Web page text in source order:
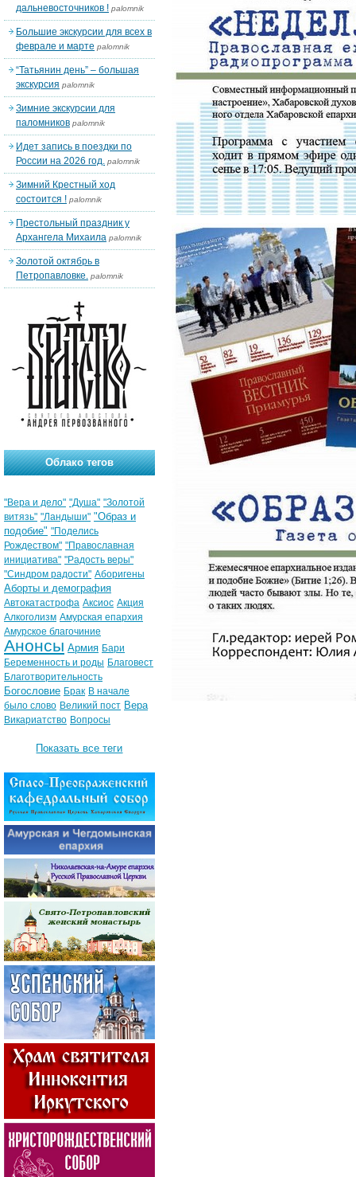
дальневосточников ! palomnik
Большие экскурсии для всех в
феврале и марте palomnik
“Татьянин день” – большая
экскурсия palomnik
Зимние экскурсии для
паломников palomnik
Идет запись в поездки по
России на 2026 год. palomnik
Зимний Крестный ход
состоится ! palomnik
Престольный праздник у
Архангела Михаила palomnik
Золотой октябрь в
Петропавловке. palomnik
Облако тегов
"Вера и дело" "Душа" "Золотой
витязь" "Ландыши" "Образ и
подобие" "Поделись
Рождеством" "Православная
инициатива" "Радость веры"
"Синдром радости" Аборигены
Аборты и демография
Автокатастрофа Аксиос Акция
Алкоголизм Амурская епархия
Амурское благочиние
Анонсы Армия Бари
Беременность и роды Благовест
Благотворительность
Богословие Брак В начале
было слово Великий пост Вера
Викариатство Вопросы
Показать все теги